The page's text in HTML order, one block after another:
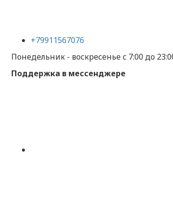
+79911567076
Понедельник - воскресенье с 7:00 до
Поддержка в мессенджере